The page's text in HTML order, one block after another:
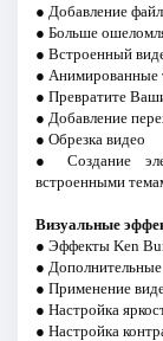
● Добавление
● Больше
● Встроенный
● Анимированные
● Превратите
● Добавление
● Обрезка видео
● Создание
встроенными
Визуальные
● Эффекты Ken
●
● Применение
● Настройка
● Настройка